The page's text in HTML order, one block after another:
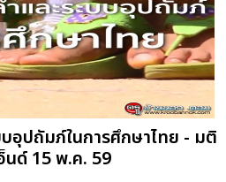
อุปถัมภ์ในการศึกษาไทย - มติ
นด์ 15 พ.ค. 59